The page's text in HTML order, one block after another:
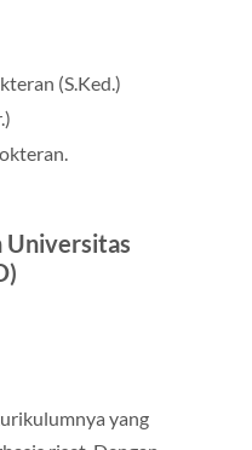
(S.Ked.)
Universitas
yang